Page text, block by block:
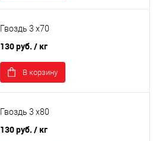
Гвоздь 3 х70
130 руб. / кг
В корзину
Гвоздь 3 х80
130 руб. / кг